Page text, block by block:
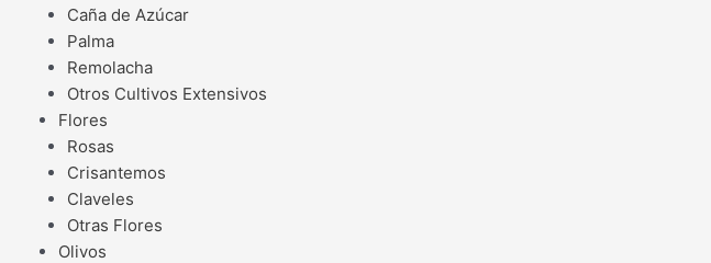
Caña de Azúcar
Palma
Remolacha
Otros Cultivos Extensivos
Flores
Rosas
Crisantemos
Claveles
Otras Flores
Olivos